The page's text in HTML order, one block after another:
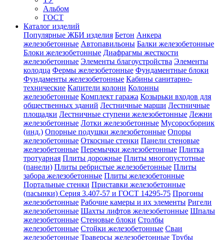
Альбом
ГОСТ
Каталог изделий
Популярные ЖБИ изделия Бетон Анкера
железобетонные Автопавильоны Балки железобетонные
Блоки железобетонные Диафрагмы жесткости
железобетонные Элементы благоустройства Элементы
колодца Фермы железобетонные Фундаментные блоки
Фундаменты железобетонные Кабины санитарно-
технические Капители колонн Колонны
железобетонные Комплект гаража Козырьки входов для
общественных зданий Лестничные марши Лестничные
площадки Лестничные ступени железобетонные Лежни
железобетонные Лотки железобетонные Мусоросборник
(инд.) Опорные подушки железобетонные Опоры
железобетонные Откосные стенки Панели стеновые
железобетонные Перемычки железобетонные Плитка
тротуарная Плиты дорожные Плиты многопустотные
(панели) Плиты ребристые железобетонные Плиты
забора железобетонные Плиты железобетонные
Портальные стенки Приставки железобетонные
(пасынки) Серия 3.407-57 и ГОСТ 14295-75 Прогоны
железобетонные Рабочие камеры и их элементы Ригели
железобетонные Шахты лифтов железобетонные Шпалы
железобетонные Стеновые блоки Столбы
железобетонные Стойки железобетонные Сваи
железобетонные Траверсы железобетонные Трубы